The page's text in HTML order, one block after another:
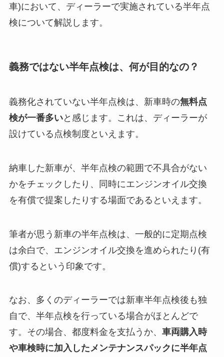
車)において、ディーラーで実施されている半年点
検について解説します。
義務ではない半年点検は、何が目的なの？
義務化されていない半年点検は、新車時の無料点
検が一番多いと感じます。これは、ディーラーが
設けている点検制度といえます。
納車した新車が、半年点検の範囲で不具合がない
かをチェックしたり、同時にエンジンオイル交換
を有償で提案したりする場面であるといえます。
筆者が思う新車の半年点検は、一般的に定期点検
は余白で、エンジンオイル交換を進められたり(有
償)するという印象です。
なお、多くのディーラーでは新車半年点検後も独
自で、半年点検を行っている場合がほとんどで
す。その場合、都度料金を支払うか、 車両購入時
や車検時に加入したメンテナンスパックに半年点